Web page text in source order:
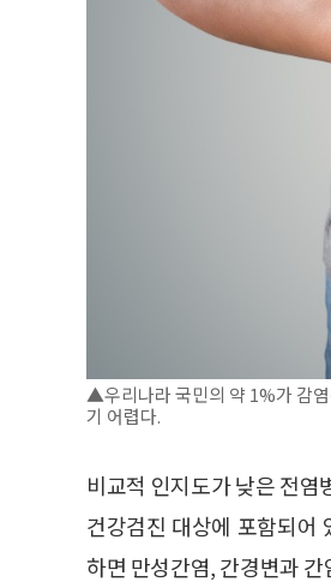
▲우리나라 국민의 약 1%가 감
기 어렵다.
비교적 인지도가 낮은 전염
건강검진 대상에 포함되어
하면 만성간염, 간경변과